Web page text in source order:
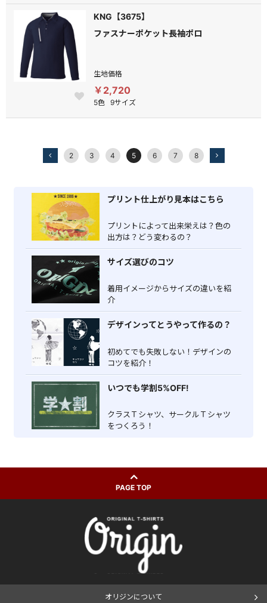
KNG【3675】
ファスナーポケット長袖ポロ
生地価格
￥2,720
5色 9サイズ
2 3 4 5 6 7 8
プリント仕上がり見本はこちら
プリントによって出来栄えは？色の
出方は？どう変わるの？
サイズ選びのコツ
着用イメージからサイズの違いを紹
介
デザインってとうやって作るの？
初めてでも失敗しない！デザインの
コツを紹介！
いつでも学割5%OFF!
クラスＴシャツ、サークルＴシャツ
をつくろう！
PAGE TOP
オリジンについて